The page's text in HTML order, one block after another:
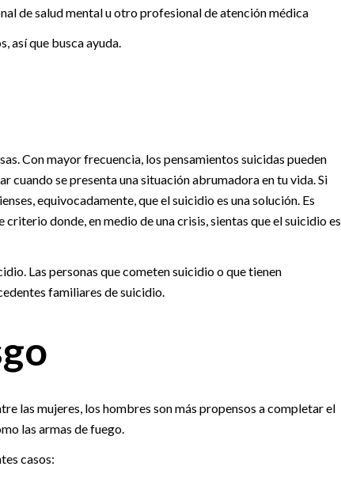
de salud mental u otro profesional de atención médica
así que busca ayuda.
Con mayor frecuencia, los pensamientos suicidas pueden
cuando se presenta una situación abrumadora en tu vida. Si
equivocadamente, que el suicidio es una solución. Es
donde, en medio de una crisis, sientas que el suicidio es
Las personas que cometen suicidio o que tienen
familiares de suicidio.
las mujeres, los hombres son más propensos a completar el
las armas de fuego.
casos: